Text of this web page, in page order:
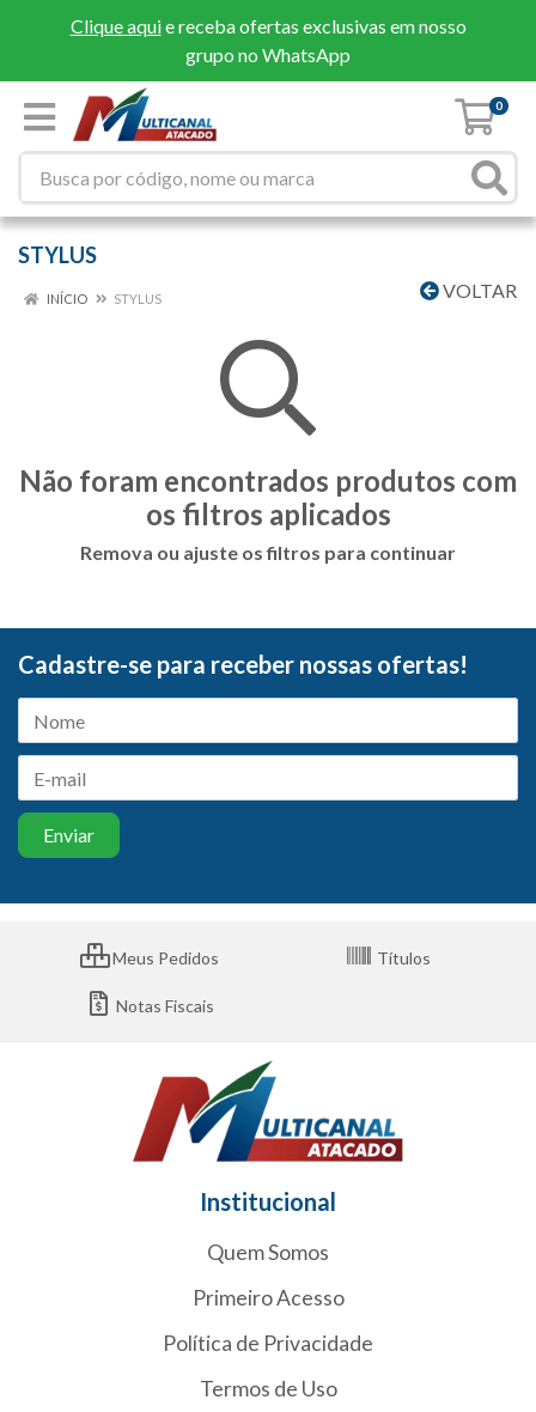
Clique aquie receba ofertas exclusivas em nosso
grupo no WhatsApp
0
STYLUS
VOLTAR
INÍCIO STYLUS
Não foram encontrados produtos com
os filtros aplicados
Remova ou ajuste os filtros para continuar
Cadastre-se para receber nossas ofertas!
Meus Pedidos Títulos
Notas Fiscais
Institucional
Quem Somos
Primeiro Acesso
Política de Privacidade
Termos de Uso